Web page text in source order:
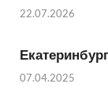
22.07.2026
07.04.2025